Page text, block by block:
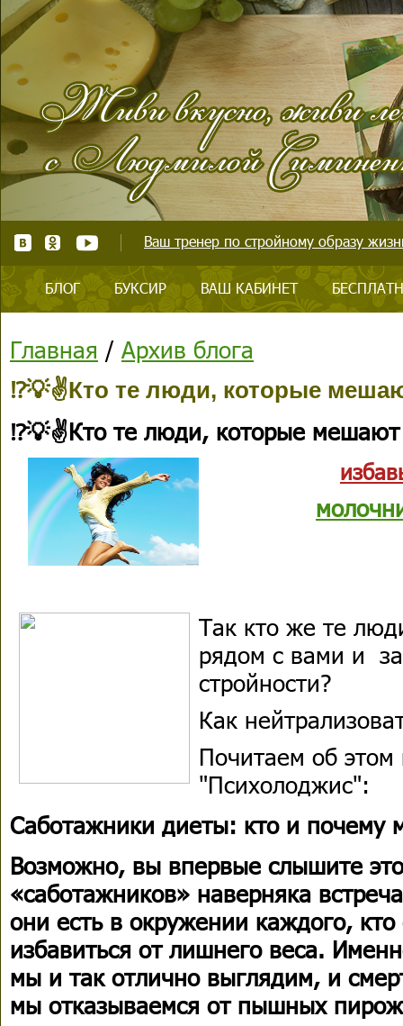
Ваш тренер по стройному образу
БЛОГ БУКСИР ВАШ КАБИНЕТ
Главная / Архив блога
⁉💡✌Кто те люди, которые
⁉💡✌Кто те люди, которые мешают
Так кто же те
рядом с вами и
стройности?
Как
Почитаем об
"Психолоджис":
Саботажники диеты: кто и почему
Возможно, вы впервые слышите
«саботажников» наверняка
они есть в окружении каждого, кто
избавиться от лишнего веса.
мы и так отлично выглядим, и
мы отказываемся от пышных